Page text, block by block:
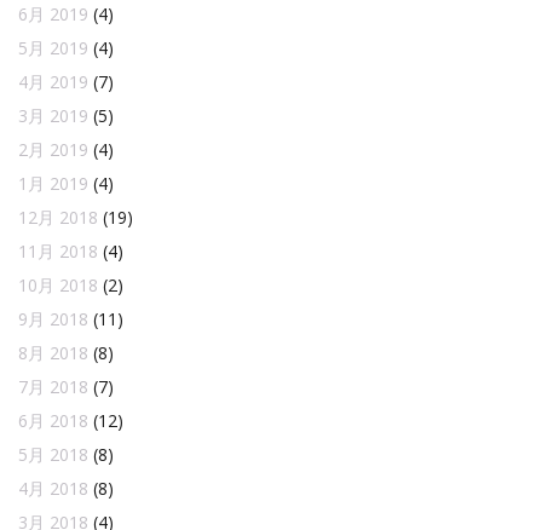
6月 2019 (4)
5月 2019 (4)
4月 2019 (7)
3月 2019 (5)
2月 2019 (4)
1月 2019 (4)
12月 2018 (19)
11月 2018 (4)
10月 2018 (2)
9月 2018 (11)
8月 2018 (8)
7月 2018 (7)
6月 2018 (12)
5月 2018 (8)
4月 2018 (8)
3月 2018 (4)